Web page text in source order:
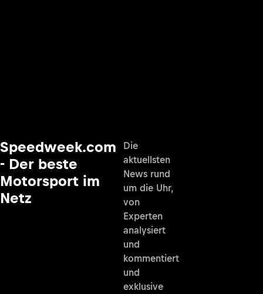
Speedweek.com
- Der beste
Motorsport im
Netz
Die
aktuellsten
News rund
um die Uhr,
von
Experten
analysiert
und
kommentiert
und
exklusive